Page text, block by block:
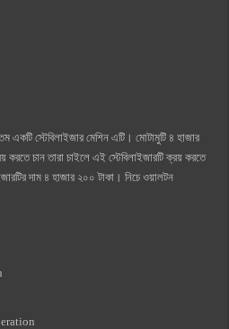
স্টেবিলাইজার মেশিন এটি। মোটামুটি ৪ হাজার
করতে চান তারা চাইলে এই স্টেবিলাইজারটি ক্রয় করতে
দাম ৪ হাজার ২০০ টাকা। নিচে ওয়ালটন